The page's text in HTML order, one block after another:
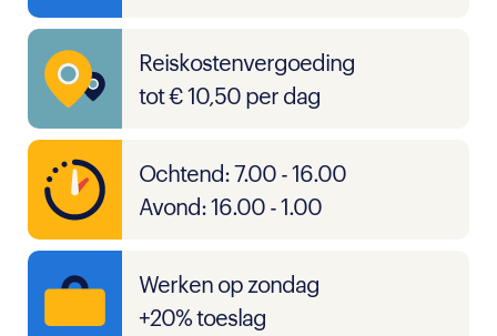
Reiskostenvergoeding
tot € 10,50 per dag
Ochtend: 7.00 - 16.00
Avond: 16.00 - 1.00
Werken op zondag
+20% toeslag